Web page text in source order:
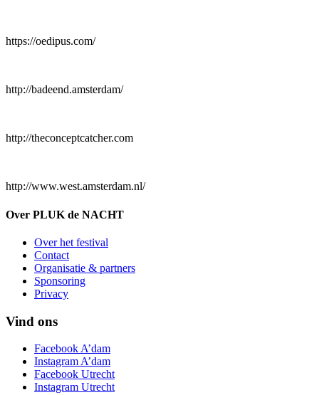
https://oedipus.com/
http://badeend.amsterdam/
http://theconceptcatcher.com
http://www.west.amsterdam.nl/
Over PLUK de NACHT
Over het festival
Contact
Organisatie & partners
Sponsoring
Privacy
Vind ons
Facebook A’dam
Instagram A’dam
Facebook Utrecht
Instagram Utrecht